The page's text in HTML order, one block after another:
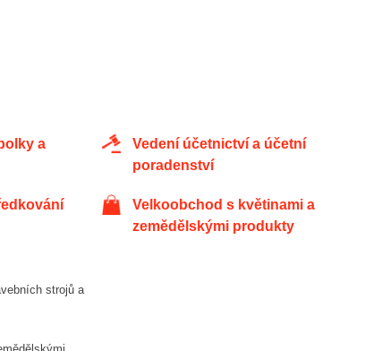
Vedení účetnictví a účetní
poradenství
Velkoobchod s květinami a
zemědělskými produkty